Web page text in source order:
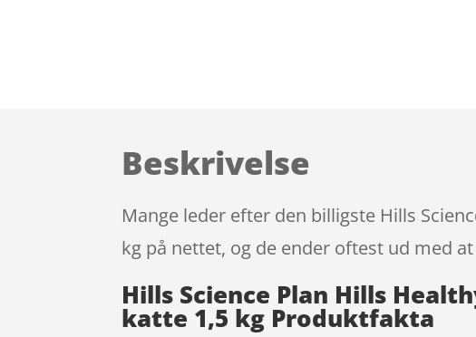
Beskrivelse
Mange leder efter den billigste Hills
kg på nettet, og de ender oftest ud med
Hills Science Plan Hills
katte 1,5 kg Produktfakta